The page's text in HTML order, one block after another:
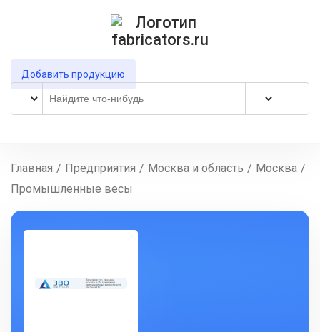
Добавить продукцию
Главная / Предприятия / Москва и область / Москва /
Промышленные весы